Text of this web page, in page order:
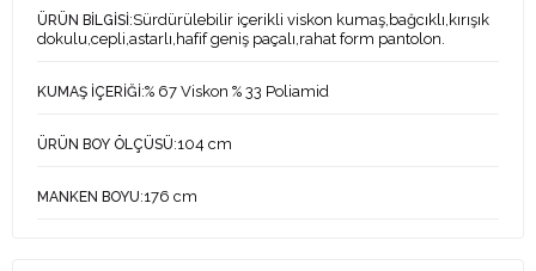
ÜRÜN BİLGİSİ:Sürdürülebilir içerikli viskon kumaş,bağcıklı,kırışık
dokulu,cepli,astarlı,hafif geniş paçalı,rahat form pantolon.
KUMAŞ İÇERİĞİ:% 67 Viskon % 33 Poliamid
ÜRÜN BOY ÖLÇÜSÜ:104 cm
MANKEN BOYU:176 cm